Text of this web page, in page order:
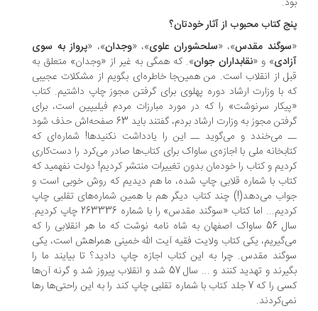
کتاب محبوب از آثار خودتان؟
مقدس »، «سلحشوران علوی»، «وجدان»، «پرواز به سوی
» و «نقابداران جوان». که همگی به غیر از «وجدان» متعلق به
از انقلاب است. من همین‌جا خاطره‌ای بگویم از مشکلات عجیبی
با وزارت ارشاد دوره پهلوی برای گرفتن مجوز چاپ داشتیم. کتاب
سرنوشت» را که در مورد مبارزات مردم فیلیپین است، برای
گرفتن مجوز به وزارت ارشاد بردم، گفتند باید 63 صفحه‌اش حذف شود
می‌خندد و می‌گوید ــ این را یادداشت نکنیدها! شماره‌ای که
ملی با اجازه‌ی ساواک برای کتاب‌ها صادر می‌کرد را دست‌کاری
و کتاب را خودمان بدون تغییرات منتشر کردیم! دولت نفهمید که
با شماره قلابی چاپ شده، ما هم دیدیم که روش خوبی است و
می‌دهد(!) چند کتاب دیگر هم با همین شماره‌های تقلبی چاپ
کردیم... اما کتاب «سوگند مقدس» را با شماره 263336 چاپ کردیم.
سال 56 ساواک اصفهان به شاه نامه نوشت که ما هر انقلابی را که
یکی کتاب ولایت فقیه آیت الله خمینی همراهش است، یکی
مقدس. چرا به این کتاب اجازه چاپ دادید؟ تا بیایند ما را
بگیرند و تهدید کنند و ... سال 57 شد و انقلاب پیروز شد و گرنه آن‌ها
کسی را که 7 جلد کتاب با شماره تقلبی چاپ کند را به این راحتی‌ها رها